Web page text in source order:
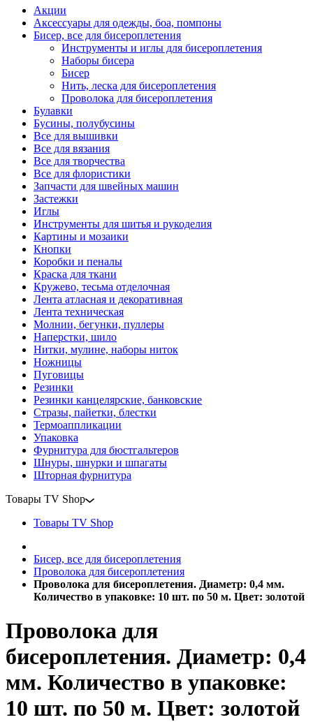
Акции
Аксессуары для одежды, боа, помпоны
Бисер, все для бисероплетения
Инструменты и иглы для бисероплетения
Наборы бисера
Бисер
Нить, леска для бисероплетения
Проволока для бисероплетения
Булавки
Бусины, полубусины
Все для вышивки
Все для вязания
Все для творчества
Все для флористики
Запчасти для швейных машин
Застежки
Иглы
Инструменты для шитья и рукоделия
Картины и мозаики
Кнопки
Коробки и пеналы
Краска для ткани
Кружево, тесьма отделочная
Лента атласная и декоративная
Лента техническая
Молнии, бегунки, пуллеры
Наперстки, шило
Нитки, мулине, наборы ниток
Ножницы
Пуговицы
Резинки
Резинки канцелярские, банковские
Стразы, пайетки, блестки
Термоаппликации
Упаковка
Фурнитура для бюстгальтеров
Шнуры, шнурки и шпагаты
Шторная фурнитура
Товары TV Shop
Товары TV Shop
Бисер, все для бисероплетения
Проволока для бисероплетения
Проволока для бисероплетения. Диаметр: 0,4 мм.
Количество в упаковке: 10 шт. по 50 м. Цвет: золотой
Проволока для
бисероплетения. Диаметр: 0,4
мм. Количество в упаковке:
10 шт. по 50 м. Цвет: золотой